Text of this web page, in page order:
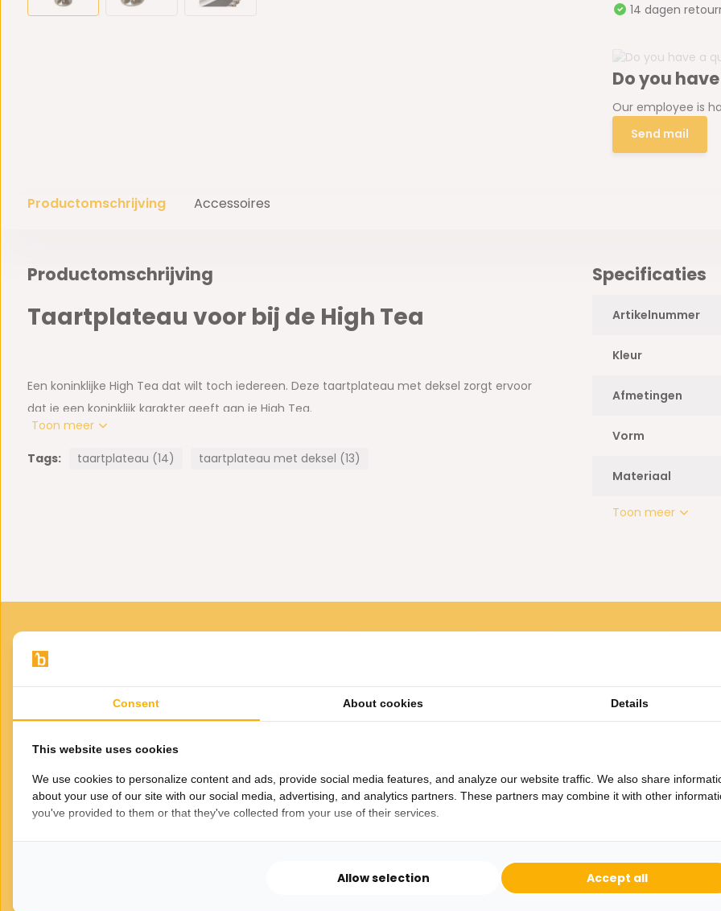
14 dagen
Do you
Our employee is
Send mail
Productomschrijving Accessoires
Productomschrijving
Taartplateau voor bij de High Tea
Een koninklijke High Tea dat wilt toch iedereen. Deze taartplateau met deksel zorgt ervoor
dat je een koninklijk karakter geeft aan je High Tea.
Gebruik deze taartplateau naast cupcakes ook voor: Khatai (Afghaanse koekjes), Chebakia
Toon meer
Tags: taartplateau (14) taartplateau met deksel (13)
Specificaties
Artikelnummer
Kleur
Afmetingen
Vorm
Materiaal
Toon meer
VOOR JOU GESELECTEERD
Gerelateerde
producten
Etagère zilver 3-laags rond
24,95
Taartplateau met deksel -
Goud
Consent About cookies Details
This website uses cookies
We use cookies to personalize content and ads, provide social media features, and analyze our website traffic. We also share
about your use of our site with our social media, advertising, and analytics partners. These partners may combine it with other
you've provided to them or that they've collected from your use of their services.
Allow selection Accept all